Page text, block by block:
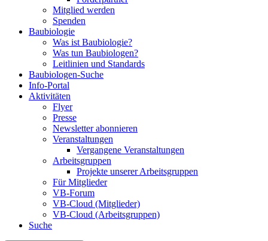
Mitglied werden
Spenden
Baubiologie
Was ist Baubiologie?
Was tun Baubiologen?
Leitlinien und Standards
Baubiologen-Suche
Info-Portal
Aktivitäten
Flyer
Presse
Newsletter abonnieren
Veranstaltungen
Vergangene Veranstaltungen
Arbeitsgruppen
Projekte unserer Arbeitsgruppen
Für Mitglieder
VB-Forum
VB-Cloud (Mitglieder)
VB-Cloud (Arbeitsgruppen)
Suche